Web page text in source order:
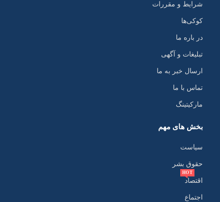
شرایط و مقررات
کوکی‌ها
در باره ما
تبلیغات و آگهی
ارسال خبر به ما
تماس با ما
مارکیتینگ
بخش های مهم
سیاست
حقوق بشر
اقتصاد
HOT
اجتماع